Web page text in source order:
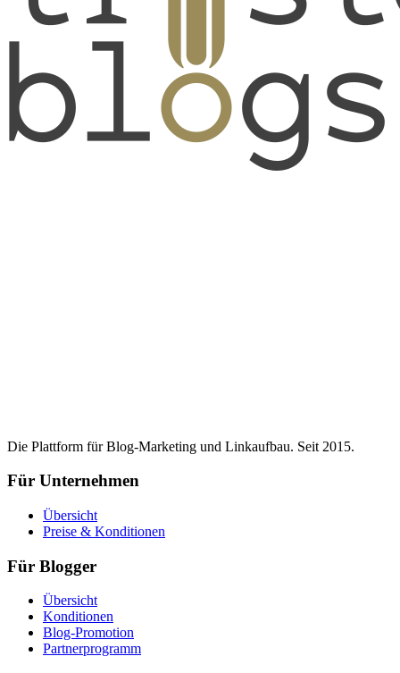
Die Plattform für Blog-Marketing und Linkaufbau. Seit 2015.
Für Unternehmen
Übersicht
Preise & Konditionen
Für Blogger
Übersicht
Konditionen
Blog-Promotion
Partnerprogramm